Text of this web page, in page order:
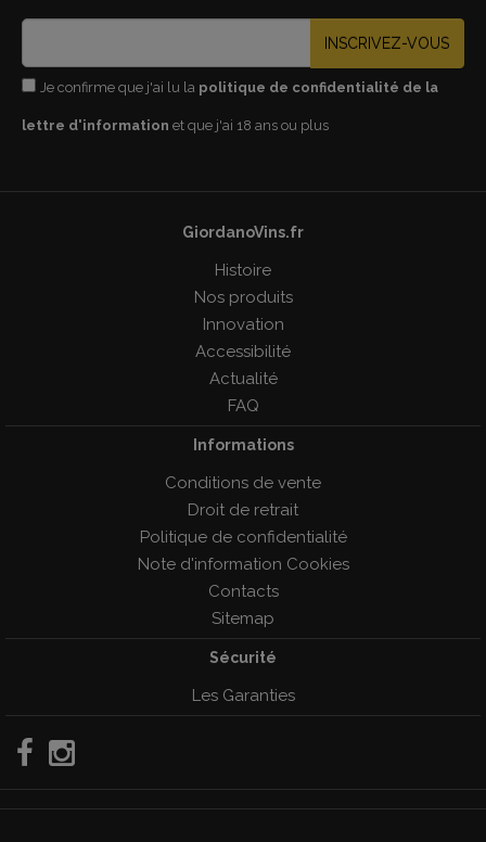
INSCRIVEZ-VOUS
Je confirme que j'ai lu la politique de confidentialité de la
lettre d'information et que j'ai 18 ans ou plus
GiordanoVins.fr
Histoire
Nos produits
Innovation
Accessibilité
Actualité
FAQ
Informations
Conditions de vente
Droit de retrait
Politique de confidentialité
Note d'information Cookies
Contacts
Sitemap
Sécurité
Les Garanties